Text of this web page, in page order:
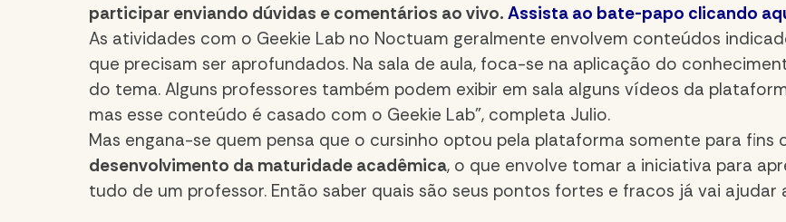
participar enviando dúvidas e comentários ao vivo. Assista ao bate-papo clicando
As atividades com o Geekie Lab no Noctuam geralmente envolvem conteúdos
que precisam ser aprofundados. Na sala de aula, foca-se na aplicação do
do tema. Alguns professores também podem exibir em sala alguns vídeos da
mas esse conteúdo é casado com o Geekie Lab”, completa Julio.
Mas engana-se quem pensa que o cursinho optou pela plataforma somente para fins
desenvolvimento da maturidade acadêmica, o que envolve tomar a iniciativa para
tudo de um professor. Então saber quais são seus pontos fortes e fracos já vai